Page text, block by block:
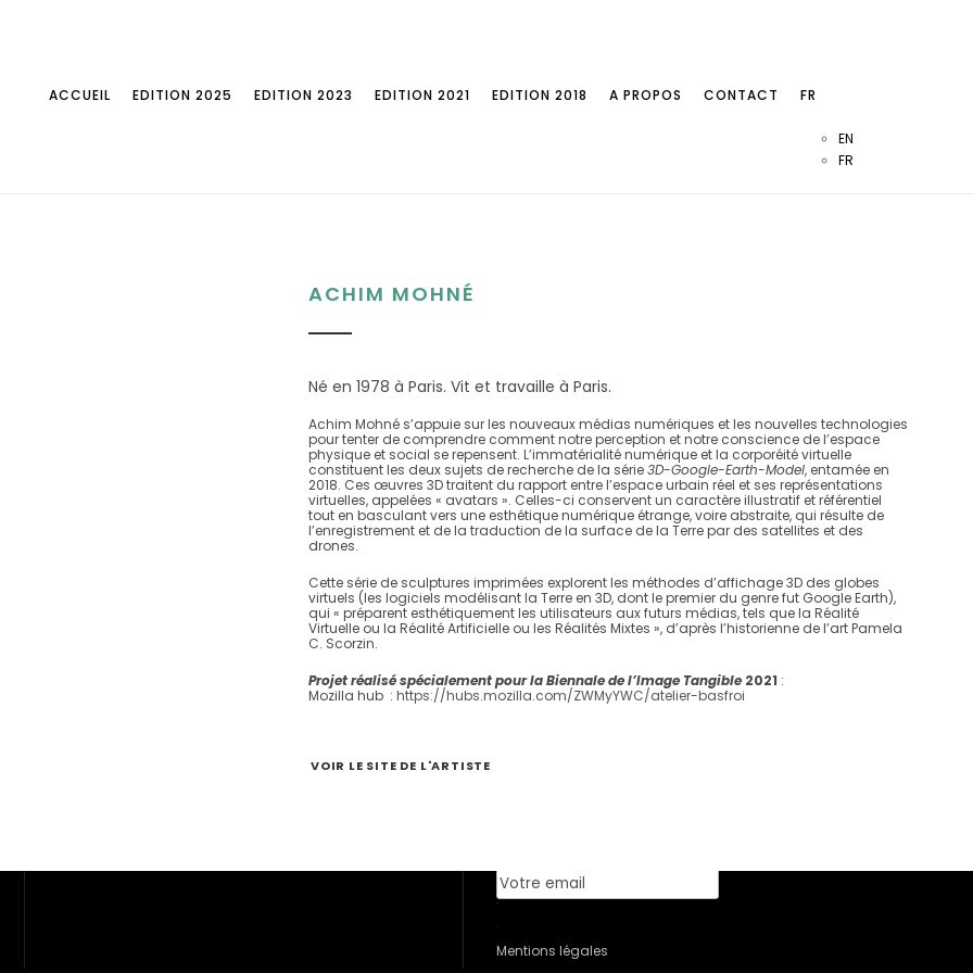
ACCUEIL EDITION 2025 EDITION 2023 EDITION 2021 EDITION 2018 A PROPOS CONTACT FR
EN
FR
ACHIM MOHNÉ
Né en 1978 à Paris. Vit et travaille à Paris.
Achim Mohné s’appuie sur les nouveaux médias numériques et les nouvelles technologies
pour tenter de comprendre comment notre perception et notre conscience de l’espace
physique et social se repensent. L’immatérialité numérique et la corporéité virtuelle
constituent les deux sujets de recherche de la série3D-Google-Earth-Model, entamée en
2018. Ces œuvres 3D traitent du rapport entre l’espace urbain réel et ses représentations
virtuelles, appelées « avatars ». Celles-ci conservent un caractère illustratif et référentiel
tout en basculant vers une esthétique numérique étrange, voire abstraite, qui résulte de
l’enregistrement et de la traduction de la surface de la Terre par des satellites et des
drones.
Cette série de sculptures imprimées explorent les méthodes d’affichage 3D des globes
virtuels (les logiciels modélisant la Terre en 3D, dont le premier du genre fut Google Earth),
qui « préparent esthétiquement les utilisateurs aux futurs médias, tels que la Réalité
Virtuelle ou la Réalité Artificielle ou les Réalités Mixtes », d’après l’historienne de l’art Pamela
C. Scorzin.
Projet réalisé spécialement pour la Biennale de l’Image Tangible 2021 :
Mozilla hub : https://hubs.mozilla.com/ZWMyYWC/atelier-basfroi
VOIR LE SITE DE L'ARTISTE
Mentions légales